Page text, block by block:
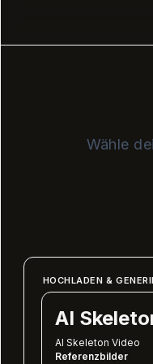
Wähle
HOCHLADEN &
AI
AI Skeleton Video
Referenzbilder